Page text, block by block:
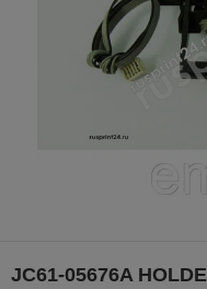
JC61-05676A